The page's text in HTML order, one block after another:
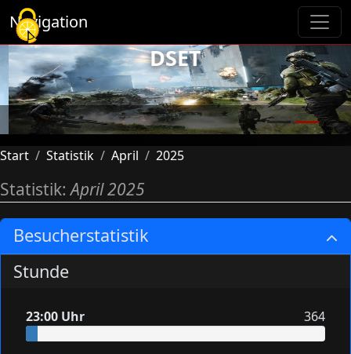
Navigation
Previous Next
DSET
Start Statistik April 2025
Statistik:April 2025
Besucherstatistik
Stunde
23:00 Uhr 364
Cookie-Einstellungen